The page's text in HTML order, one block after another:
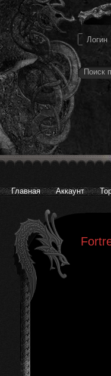
Главная Аккаунт